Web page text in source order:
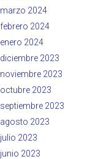
marzo 2024
febrero 2024
enero 2024
diciembre 2023
noviembre 2023
octubre 2023
septiembre 2023
agosto 2023
julio 2023
junio 2023